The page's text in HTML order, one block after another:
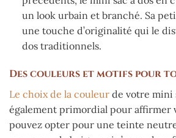
un look urbain et branché. Sa
une touche d’originalité qui le
dos traditionnels.
Des couleurs et motifs pour
Le choix de la couleur de votre mini
également primordial pour affirmer
pouvez opter pour une teinte